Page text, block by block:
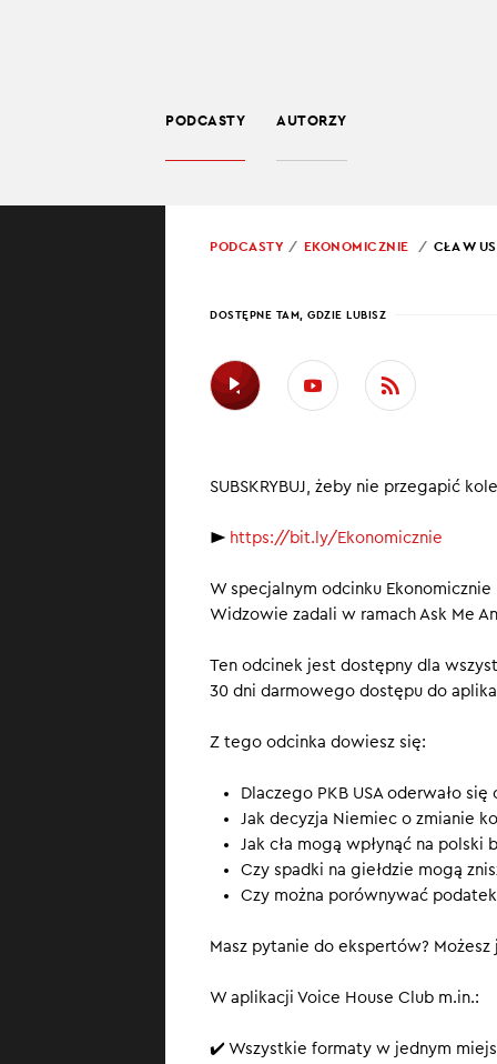
PODCASTY AUTORZY
PROWADZĄCY:
CŁA
PODCASTY
EKONOMICZNIE CŁA W
DOSTĘPNE TAM, GDZIE LUBISZ
SUBSKRYBUJ, żeby nie przegapić
► https://bit.ly/Ekonomicznie
W specjalnym odcinku Ekonomicznie
Widzowie zadali w ramach Ask Me
Ten odcinek jest dostępny dla
30 dni darmowego dostępu do
Z tego odcinka dowiesz się:
Dlaczego PKB USA oderwało
Jak decyzja Niemiec o zmianie
Jak cła mogą wpłynąć na
Czy spadki na giełdzie mogą
Czy można porównywać
Masz pytanie do ekspertów?
W aplikacji Voice House Club m.in.:
✔️ Wszystkie formaty w jednym